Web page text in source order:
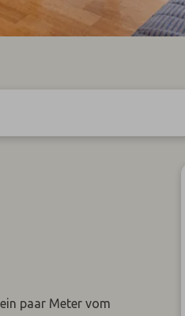
paar Meter vom